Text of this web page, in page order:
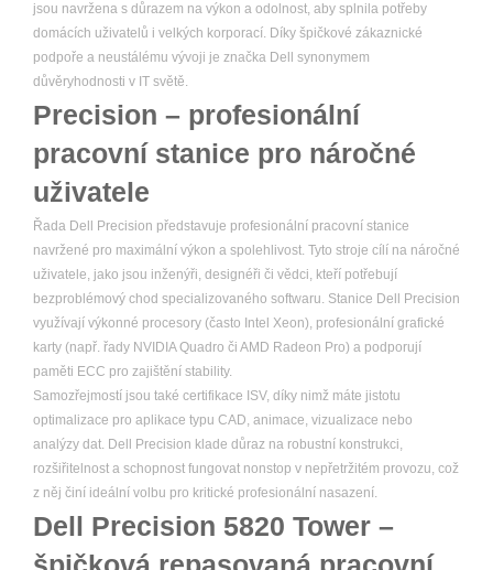
jsou navržena s důrazem na výkon a odolnost, aby splnila potřeby
domácích uživatelů i velkých korporací. Díky špičkové zákaznické
podpoře a neustálému vývoji je značka Dell synonymem
důvěryhodnosti v IT světě.
Precision – profesionální
pracovní stanice pro náročné
uživatele
Řada Dell Precision představuje profesionální pracovní stanice
navržené pro maximální výkon a spolehlivost. Tyto stroje cílí na náročné
uživatele, jako jsou inženýři, designéři či vědci, kteří potřebují
bezproblémový chod specializovaného softwaru. Stanice Dell Precision
využívají výkonné procesory (často Intel Xeon), profesionální grafické
karty (např. řady NVIDIA Quadro či AMD Radeon Pro) a podporují
paměti ECC pro zajištění stability.
Samozřejmostí jsou také certifikace ISV, díky nimž máte jistotu
optimalizace pro aplikace typu CAD, animace, vizualizace nebo
analýzy dat. Dell Precision klade důraz na robustní konstrukci,
rozšiřitelnost a schopnost fungovat nonstop v nepřetržitém provozu, což
z něj činí ideální volbu pro kritické profesionální nasazení.
Dell Precision 5820 Tower –